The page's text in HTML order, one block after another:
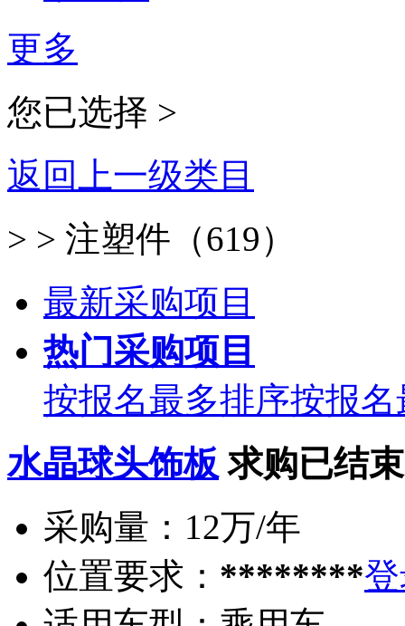
更多
您已选择 >
返回上一级类目
> > 注塑件（619）
最新采购项目
热门采购项目
按报名最多排序按报
水晶球头饰板 求购已结束
采购量： 12万/年
位置要求： ********